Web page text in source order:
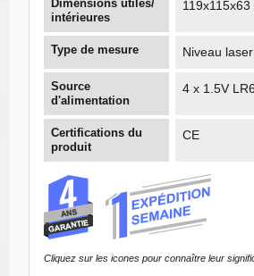
Dimensions utiles/
intérieures
119x115x63
Type de mesure Niveau laser
Source
d'alimentation
4 x 1.5V
Certifications du
produit
CE
Cliquez sur les icones pour connaître leur